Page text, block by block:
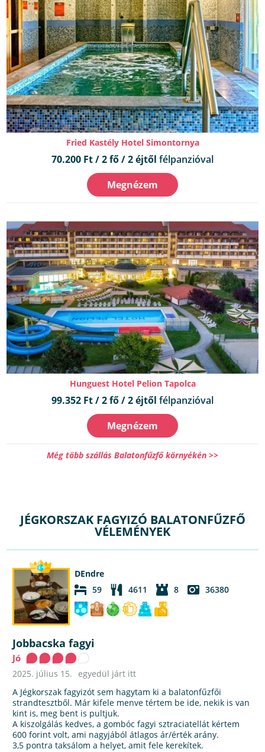
Fried Kastély Hotel Simontornya
70.200 Ft / 2 fő / 2 éjtől félpanzióval
Megnézem
Hunguest Hotel Pelion Tapolca
99.352 Ft / 2 fő / 2 éjtől félpanzióval
Megnézem
Még több szállás Balatonfűzfő környékén >>
JÉGKORSZAK FAGYIZÓ BALATONFŰZFŐ
VÉLEMÉNYEK
DEndre
59
4611 8 36380
Jobbacska fagyi
Jó
2025. július 15.
egyedül járt itt
A Jégkorszak fagyizót sem hagytam ki a balatonfűzfői
strandtesztből. Már kifele menve tértem be ide, nekik is van
kint is, meg bent is pultjuk.
A kiszolgálás kedves, a gombóc fagyi sztraciatellát kértem
600 forint volt, ami nagyjából átlagos ár/érték arány.
3,5 pontra taksálom a helyet, amit fele kerekítek.